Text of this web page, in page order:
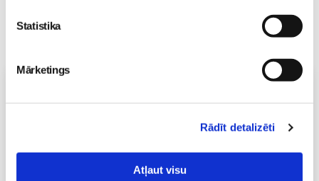
Statistika
Mārketings
Rādīt detalizēti
Atļaut visu
Nodarbības citā laikā